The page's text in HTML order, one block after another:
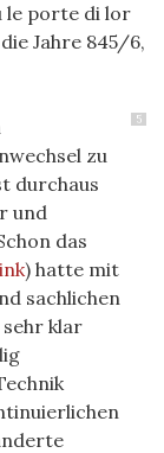
le porte di lor
Jahre 845/6,
5
zu
durchaus
und
das
) hatte mit
sachlichen
klar